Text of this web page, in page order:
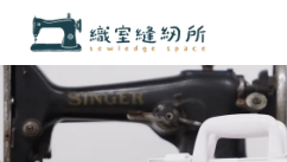
您的購物車目